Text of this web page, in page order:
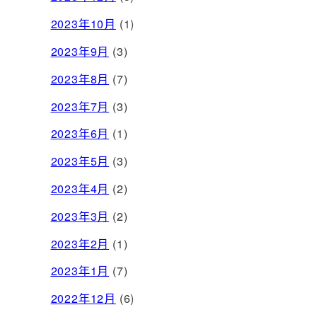
2023年10月 (1)
2023年9月 (3)
2023年8月 (7)
2023年7月 (3)
2023年6月 (1)
2023年5月 (3)
2023年4月 (2)
2023年3月 (2)
2023年2月 (1)
2023年1月 (7)
2022年12月 (6)